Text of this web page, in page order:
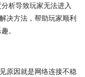
析导致玩家无法进入
决方法，帮助玩家顺利
。
原因就是网络连接不稳